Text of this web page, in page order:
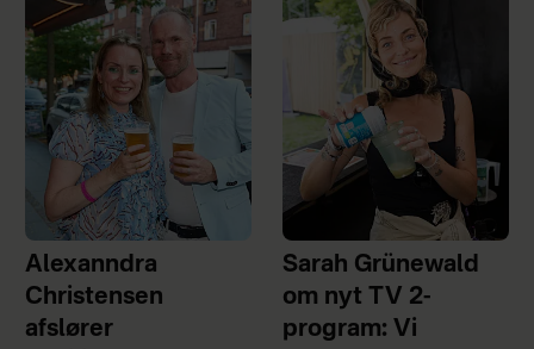
Alexanndra
Christensen
afslører
Sarah Grünewald
om nyt TV 2-
program: Vi